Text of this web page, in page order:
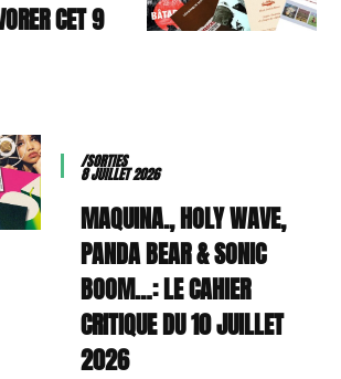
CET
/SORTIES
8 JUILLET 2026
MAQUINA., HOLY WAVE,
PANDA BEAR & SONIC
BOOM…: LE CAHIER
CRITIQUE DU 10 JUILLET
2026